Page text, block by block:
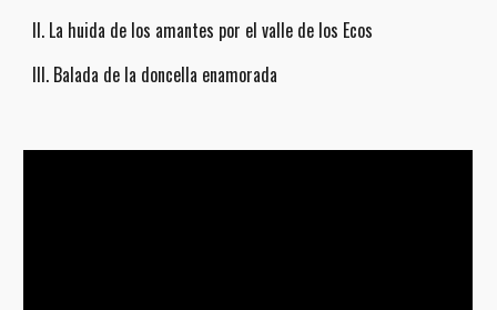
II. La huida de los amantes por el valle de los Ecos
III. Balada de la doncella enamorada